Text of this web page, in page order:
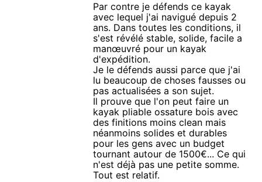
Par contre je défends ce kayak
avec lequel j'ai navigué depuis 2
ans. Dans toutes les conditions, il
s'est révélé stable, solide, facile a
manœuvré pour un kayak
d'expédition.
Je le défends aussi parce que j'ai
lu beaucoup de choses fausses ou
pas actualisées a son sujet.
Il prouve que l'on peut faire un
kayak pliable ossature bois avec
des finitions moins clean mais
néanmoins solides et durables
pour les gens avec un budget
tournant autour de 1500€... Ce qui
n'est déjà pas une petite somme.
Tout est relatif.